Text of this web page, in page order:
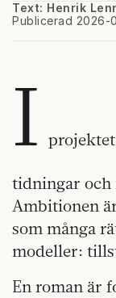
Text: Henrik
Publicerad 2026-
I
tidningar och
Ambitionen
som många
modeller:
En roman är